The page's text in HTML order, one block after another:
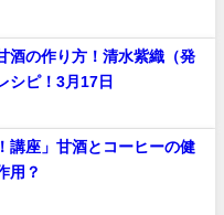
酒の作り方！清水紫織（発
シピ！3月17日
講座」甘酒とコーヒーの健
用？